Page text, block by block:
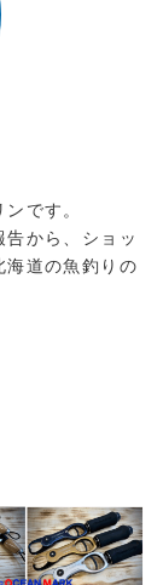
です。
から、ショッ
海道の魚釣りの